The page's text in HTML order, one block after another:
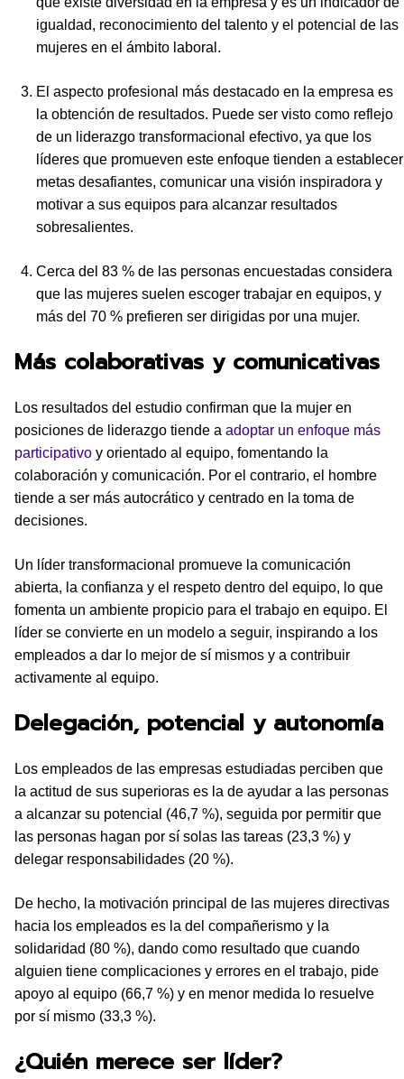
igualdad, reconocimiento del talento y el potencial de las
mujeres en el ámbito laboral.
El aspecto profesional más destacado en la empresa es
la obtención de resultados. Puede ser visto como reflejo
de un liderazgo transformacional efectivo, ya que los
líderes que promueven este enfoque tienden a establecer
metas desafiantes, comunicar una visión inspiradora y
motivar a sus equipos para alcanzar resultados
sobresalientes.
Cerca del 83 % de las personas encuestadas considera
que las mujeres suelen escoger trabajar en equipos, y
más del 70 % prefieren ser dirigidas por una mujer.
Más colaborativas y comunicativas
Los resultados del estudio confirman que la mujer en
posiciones de liderazgo tiende a adoptar un enfoque más
participativo y orientado al equipo, fomentando la
colaboración y comunicación. Por el contrario, el hombre
tiende a ser más autocrático y centrado en la toma de
decisiones.
Un líder transformacional promueve la comunicación
abierta, la confianza y el respeto dentro del equipo, lo que
fomenta un ambiente propicio para el trabajo en equipo. El
líder se convierte en un modelo a seguir, inspirando a los
empleados a dar lo mejor de sí mismos y a contribuir
activamente al equipo.
Delegación, potencial y autonomía
Los empleados de las empresas estudiadas perciben que
la actitud de sus superioras es la de ayudar a las personas
a alcanzar su potencial (46,7 %), seguida por permitir que
las personas hagan por sí solas las tareas (23,3 %) y
delegar responsabilidades (20 %).
De hecho, la motivación principal de las mujeres directivas
hacia los empleados es la del compañerismo y la
solidaridad (80 %), dando como resultado que cuando
alguien tiene complicaciones y errores en el trabajo, pide
apoyo al equipo (66,7 %) y en menor medida lo resuelve
por sí mismo (33,3 %).
¿Quién merece ser líder?